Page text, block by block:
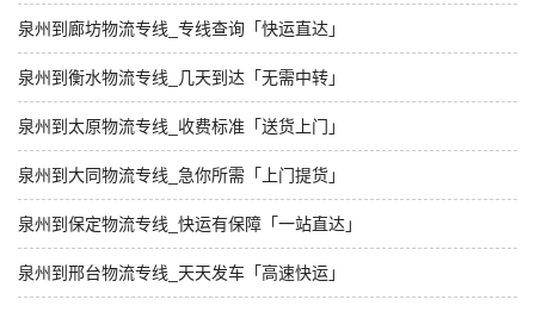
泉州到廊坊物流专线_专线查询「快运直达」
泉州到衡水物流专线_几天到达「无需中转」
泉州到太原物流专线_收费标准「送货上门」
泉州到大同物流专线_急你所需「上门提货」
泉州到保定物流专线_快运有保障「一站直达」
泉州到邢台物流专线_天天发车「高速快运」